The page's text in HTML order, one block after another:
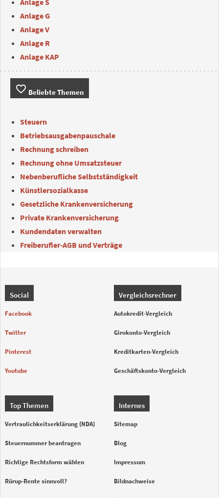
Anlage S
Anlage G
Anlage V
Anlage R
Anlage KAP
favorite_border Beliebte Themen
Steuern
Betriebsausgabenpauschale
Rechnung schreiben
Rechnung ohne Umsatzsteuer
Nebenberufliche Selbstständigkeit
Künstlersozialkasse
Gesetzliche Krankenversicherung
Private Krankenversicherung
Kundendaten verwalten
Freiberufler-AGB und Verträge
Social
Facebook
Twitter
Pinterest
Youtube
Vergleichsrechner
Autokredit-Vergleich
Girokonto-Vergleich
Kreditkarten-Vergleich
Geschäftskonto-Vergleich
Top Themen
Vertraulichkeitserklärung (NDA)
Steuernummer beantragen
Richtige Rechtsform wählen
Rürup-Rente sinnvoll?
Internes
Sitemap
Blog
Impressum
Bildnachweise